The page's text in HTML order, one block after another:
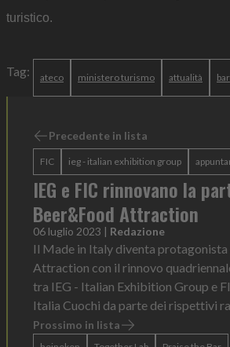
turistico.
Tag: ateco ministero turismo attualità bar
Precedente in lista
FIC ieg - italian exhibition group
IEG e FIC rinnovano la
Beer&Food Attraction
06 luglio 2023 | Redazione
Il Made in Italy diventa protagonista
Attraction con il rinnovo
tra IEG - Italian Exhibition Group e
Italia Cuochi da parte dei rispettivi
Prossimo in lista